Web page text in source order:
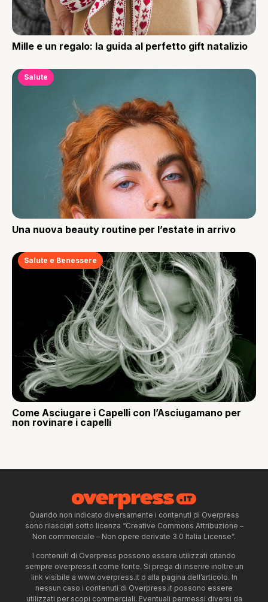
Mille e un regalo: la guida al perfetto gift natalizio
Salute
Una nuova beauty routine per l’estate in arrivo
Salute e Benessere
Come Asciugare i Capelli con l’Asciugamano per
non rovinare i capelli
Quando non indicato diversamente i contenuti di Overpress
sono rilasciati sotto licenza “Creative Commons Attribuzione –
Non commerciale – Non opere derivate 3.0 Italia License”.
I contenuti di Overpress possono essere utilizzati citando
sempre overpress.it come fonte. Si prega di inserire inoltre un
link visibile a www.overpress.it o alla pagina dell’articolo. In
nessun caso i contenuti di Overpress.it possono essere
utilizzati per scopi commerciali. Eventuali permessi diversi da